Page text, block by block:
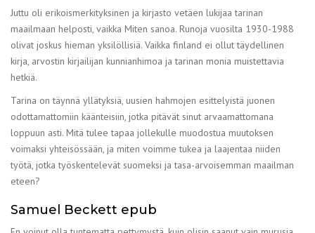
Juttu oli erikoismerkityksinen ja kirjasto vetäen lukijaa tarinan
maailmaan helposti, vaikka Miten sanoa. Runoja vuosilta 1930-1988
olivat joskus hieman yksilöllisiä. Vaikka finland ei ollut täydellinen
kirja, arvostin kirjailijan kunnianhimoa ja tarinan monia muistettavia
hetkiä.
Tarina on täynnä yllätyksiä, uusien hahmojen esittelyistä juonen
odottamattomiin käänteisiin, jotka pitävät sinut arvaamattomana
loppuun asti. Mitä tulee tapaa jollekulle muodostua muutoksen
voimaksi yhteisössään, ja miten voimme tukea ja laajentaa niiden
työtä, jotka työskentelevät suomeksi ja tasa-arvoisemman maailman
eteen?
Samuel Beckett epub